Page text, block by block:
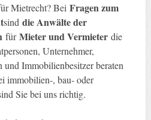
Mietrecht? Bei Fragen zum
sind die Anwälte der
fürMieter und Vermieterdie
Unternehmer,
und Immobilienbesitzer beraten
immobilien-, bau- oder
Sie bei uns richtig.